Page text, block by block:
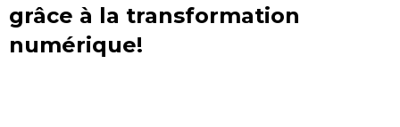
grâce à la transformation
numérique!